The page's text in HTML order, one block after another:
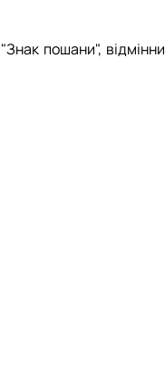
пошани",